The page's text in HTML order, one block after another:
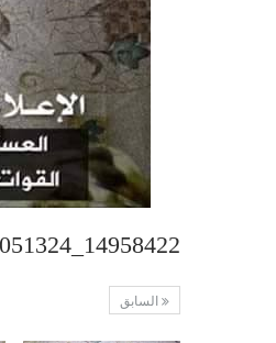
14958422_137568480051324_131332940_n
السابق